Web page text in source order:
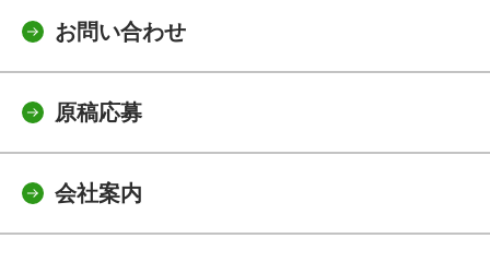
お問い合わせ
原稿応募
会社案内